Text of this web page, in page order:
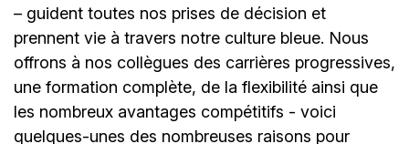
– guident toutes nos prises de décision et
prennent vie à travers notre culture bleue. Nous
offrons à nos collègues des carrières progressives,
une formation complète, de la flexibilité ainsi que
les nombreux avantages compétitifs - voici
quelques-unes des nombreuses raisons pour